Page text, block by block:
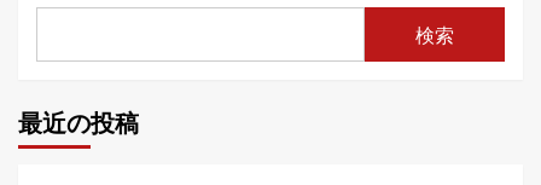
検索
最近の投稿